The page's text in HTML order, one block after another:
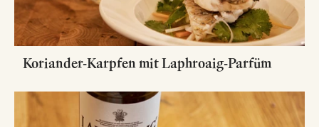
Koriander-Karpfen mit Laphroaig-Parfüm